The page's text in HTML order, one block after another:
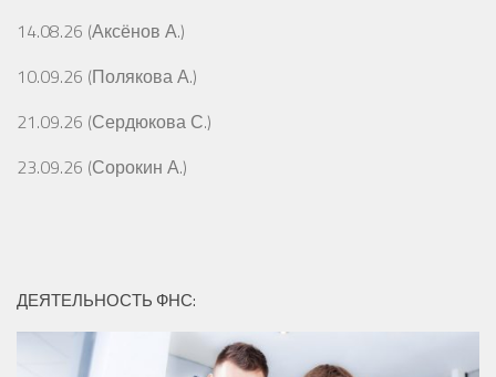
14.08.26 (Аксёнов А.)
10.09.26 (Полякова А.)
21.09.26 (Сердюкова С.)
23.09.26 (Сорокин А.)
ДЕЯТЕЛЬНОСТЬ ФНС: